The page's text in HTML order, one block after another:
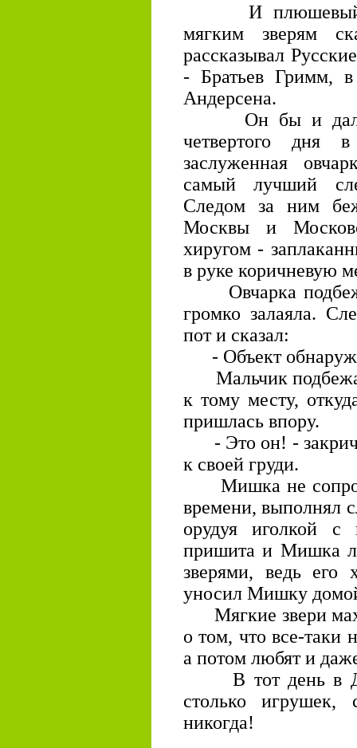
И плюшевый
мягким зверям
рассказывал
- Братьев Гримм,
Андерсена.
Он бы и дальше
четвертого дня
заслуженная
самый лучший
Следом за ним
Москвы и
хиругом -
в руке коричневую
Овчарка
громко залаяла.
пот и сказал:
- Объект
Мальчик
к тому месту,
пришлась впору.
- Это он! -
к своей груди.
Мишка не
времени, выполнял
орудуя иголкой с
пришита и Мишка
зверями, ведь его
уносил Мишку
Мягкие звери
о том, что все-таки
а потом любят и
В тот день в
столько игрушек,
никогда!